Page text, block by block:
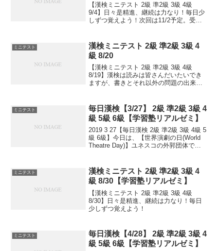
【漢検ミニテスト 2級 準2級 3級 4級
9/4】日々是精進、継続は力なり！毎日少
しずつ覚えよう！次回は11/2予定。受け
ミニテスト
漢検ミニテスト 2級 準2級 3級 4
級 8/20
【漢検ミニテスト 2級 準2級 3級 4級
8/19】漢検は読みは皆さんだいたいでき
ますが、書きとそれ以外の問題の出来具
といて、覚えていくためのテストです。
目指せ 合格...
ミニテスト
毎日漢検【3/27】 2級 準2級 3級 4
級 5級 6級【学習塾リアルゼミ】
2019 3 27【毎日漢検 2級 準2級 3級 4級 5
級 6級】今日は、【世界演劇の日(World
Theatre Day)】ユネスコの外郭団体であ
ター...
ミニテスト
漢検ミニテスト 2級 準2級 3級 4
級 8/30【学習塾リアルゼミ】
【漢検ミニテスト 2級 準2級 3級 4級
8/30】日々是精進、継続は力なり！毎日
少しずつ覚えよう！
ミニテスト
毎日漢検【4/28】 2級 準2級 3級 4
級 5級 6級【学習塾リアルゼミ】